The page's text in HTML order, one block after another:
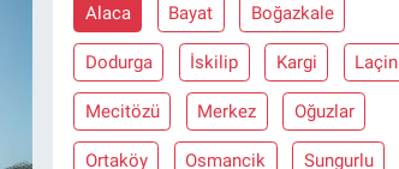
Alaca Bayat Boğazkale
Dodurga İskilip Kargi Laçin
Mecitözü Merkez Oğuzlar
Ortaköy Osmancik Sungurlu